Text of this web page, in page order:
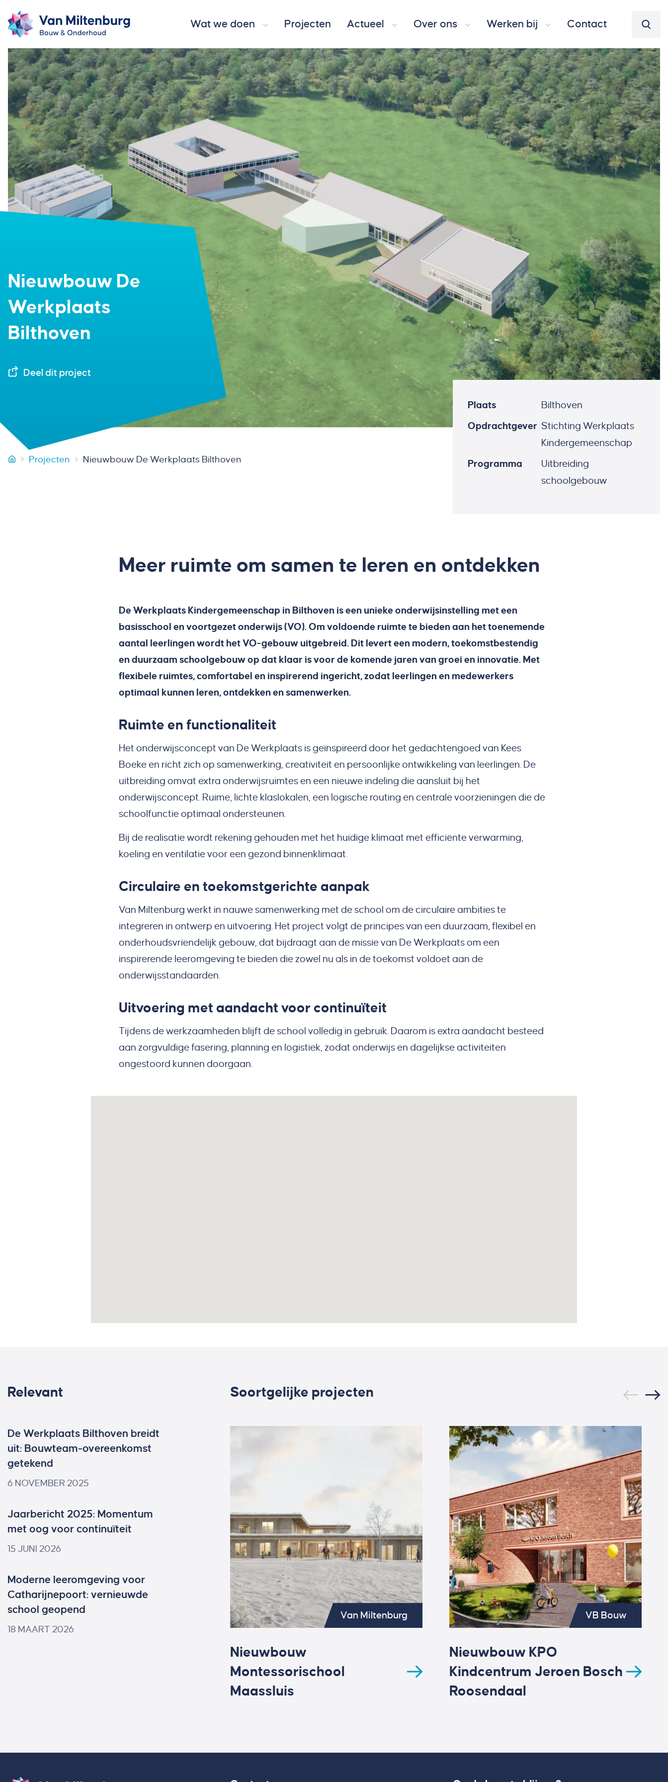
Wat we doen Projecten Actueel Over ons Werken bij Contact
Nieuwbouw De
Werkplaats
Bilthoven
Deel dit project
Plaats
Bilthoven
Opdrachtgever Stichting Werkplaats
Kindergemeenschap
Programma
Uitbreiding
schoolgebouw
Van Miltenburg Bouw & Onderhoud
Projecten Nieuwbouw De Werkplaats Bilthoven
Meer ruimte om samen te leren en ontdekken
De Werkplaats Kindergemeenschap in Bilthoven is een unieke onderwijsinstelling met een
basisschool en voortgezet onderwijs (VO). Om voldoende ruimte te bieden aan het toenemende
aantal leerlingen wordt het VO-gebouw uitgebreid. Dit levert een modern, toekomstbestendig
en duurzaam schoolgebouw op dat klaar is voor de komende jaren van groei en innovatie. Met
flexibele ruimtes, comfortabel en inspirerend ingericht, zodat leerlingen en medewerkers
optimaal kunnen leren, ontdekken en samenwerken.
Ruimte en functionaliteit
Het onderwijsconcept van De Werkplaats is geïnspireerd door het gedachtengoed van Kees
Boeke en richt zich op samenwerking, creativiteit en persoonlijke ontwikkeling van leerlingen. De
uitbreiding omvat extra onderwijsruimtes en een nieuwe indeling die aansluit bij het
onderwijsconcept. Ruime, lichte klaslokalen, een logische routing en centrale voorzieningen die de
schoolfunctie optimaal ondersteunen.
Bij de realisatie wordt rekening gehouden met het huidige klimaat met efficiënte verwarming,
koeling en ventilatie voor een gezond binnenklimaat.
Circulaire en toekomstgerichte aanpak
Van Miltenburg werkt in nauwe samenwerking met de school om de circulaire ambities te
integreren in ontwerp en uitvoering. Het project volgt de principes van een duurzaam, flexibel en
onderhoudsvriendelijk gebouw, dat bijdraagt aan de missie van De Werkplaats om een
inspirerende leeromgeving te bieden die zowel nu als in de toekomst voldoet aan de
onderwijsstandaarden.
Uitvoering met aandacht voor continuïteit
Tijdens de werkzaamheden blijft de school volledig in gebruik. Daarom is extra aandacht besteed
aan zorgvuldige fasering, planning en logistiek, zodat onderwijs en dagelijkse activiteiten
ongestoord kunnen doorgaan.
Relevant
De Werkplaats Bilthoven breidt
uit: Bouwteam-overeenkomst
getekend
6 NOVEMBER 2025
Jaarbericht 2025: Momentum
met oog voor continuïteit
15 JUNI 2026
Moderne leeromgeving voor
Catharijnepoort: vernieuwde
school geopend
18 MAART 2026
Soortgelijke projecten
Van Miltenburg
Nieuwbouw
Montessorischool
Maassluis
VB Bouw
Nieuwbouw KPO
Kindcentrum Jeroen Bosch
Roosendaal